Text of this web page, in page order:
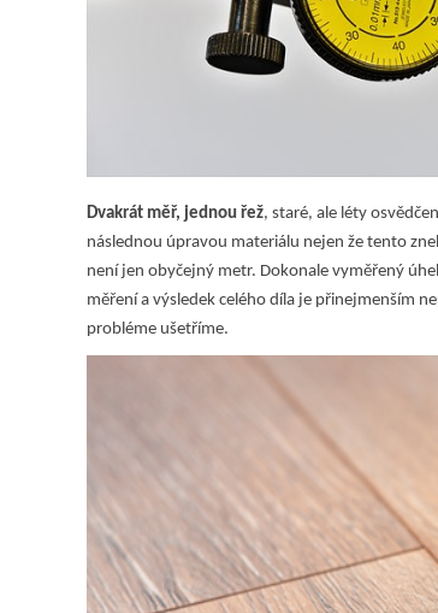
Dvakrát měř, jednou řež, staré, ale léty
následnou úpravou materiálu nejen že tento
není jen obyčejný metr. Dokonale vyměřený
měření a výsledek celého díla je přinejmenším
probléme ušetříme.